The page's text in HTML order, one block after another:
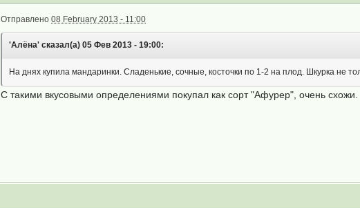
Отправлено 08 February 2013 - 11:00
'Алёна' сказал(а) 05 Фев 2013 - 19:00:
На днях купила мандаринки. Сладенькие, сочные, косточки по 1-2 на плод. Шкурка не
С такими вкусовыми определениями покупал как сорт "Афурер", очень схожи.